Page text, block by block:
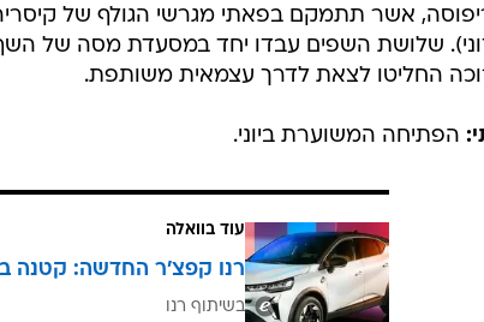
אשר תתמקם בפאתי מגרשי הגולף של
שלושת השפים עבדו יחד במסעדת מסה של
החליטו לצאת לדרך עצמאית משותפת.
הפתיחה המשוערת ביוני.
עוד בוואלה
רנו קפצ'ר החדשה: קטנה
בשיתוף רנו